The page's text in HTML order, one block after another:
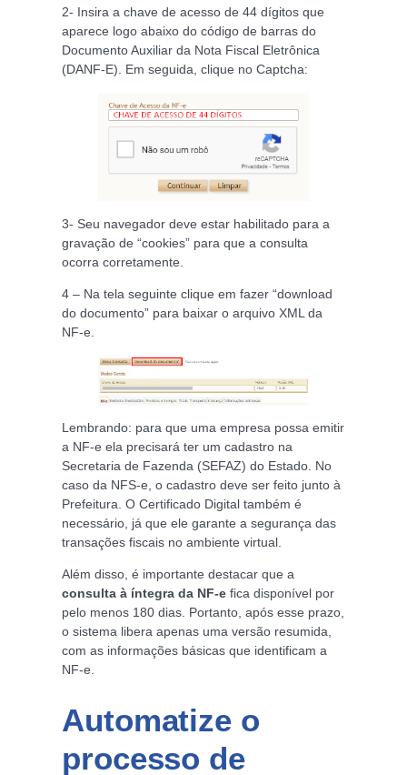
2- Insira a chave de acesso de 44 dígitos que
aparece logo abaixo do código de barras do
Documento Auxiliar da Nota Fiscal Eletrônica
(DANF-E). Em seguida, clique no Captcha:
3- Seu navegador deve estar habilitado para a
gravação de “cookies” para que a consulta
ocorra corretamente.
4 – Na tela seguinte clique em fazer “download
do documento” para baixar o arquivo XML da
NF-e.
Lembrando: para que uma empresa possa emitir
a NF-e ela precisará ter um cadastro na
Secretaria de Fazenda (SEFAZ) do Estado. No
caso da NFS-e, o cadastro deve ser feito junto à
Prefeitura. O Certificado Digital também é
necessário, já que ele garante a segurança das
transações fiscais no ambiente virtual.
Além disso, é importante destacar que a
consulta à íntegra da NF-e fica disponível por
pelo menos 180 dias. Portanto, após esse prazo,
o sistema libera apenas uma versão resumida,
com as informações básicas que identificam a
NF-e.
Automatize o
processo de